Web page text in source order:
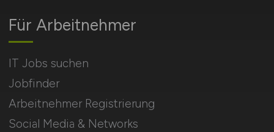
Für Arbeitnehmer
IT Jobs suchen
Jobfinder
Arbeitnehmer Registrierung
Social Media & Networks